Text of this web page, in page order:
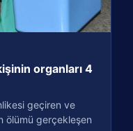
organları 4
geçiren ve
ölümü gerçekleşen